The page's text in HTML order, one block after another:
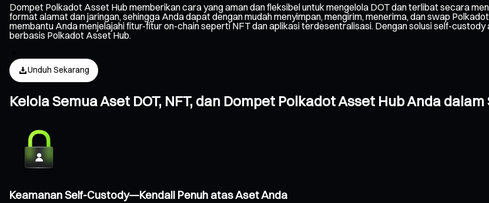
Dompet Polkadot Asset Hub memberikan cara yang aman dan fleksibel untuk mengelola DOT dan terlibat secara
format alamat dan jaringan, sehingga Anda dapat dengan mudah menyimpan, mengirim, menerima, dan swap
membantu Anda menjelajahi fitur-fitur on-chain seperti NFT dan aplikasi terdesentralisasi. Dengan solusi self-
berbasis Polkadot Asset Hub.
Unduh Sekarang
Kelola Semua Aset DOT, NFT, dan Dompet Polkadot Asset Hub Anda
Keamanan Self-Custody—Kendali Penuh atas Aset Anda